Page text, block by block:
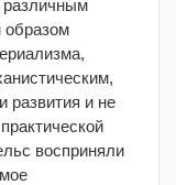
различным
развития и не
восприняли